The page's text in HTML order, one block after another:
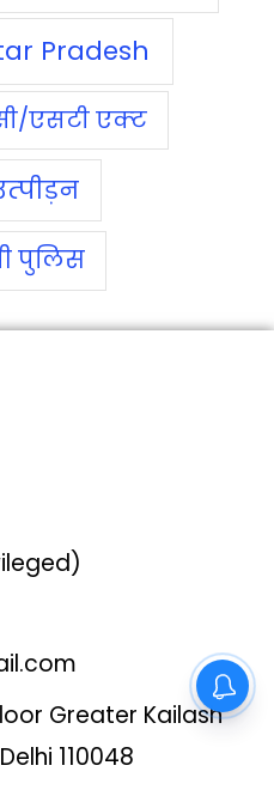
Pradesh
एसटी एक्‍ट
पुलिस
Greater Kailash
110048